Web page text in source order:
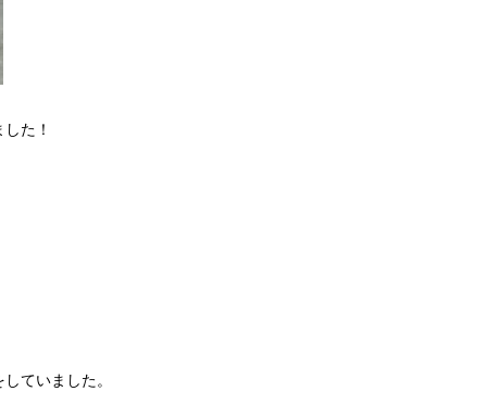
た！
ていました。